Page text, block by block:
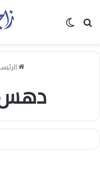
بحث عن
دهس